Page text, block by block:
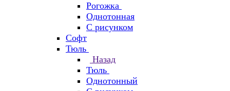
Рогожка
Однотонная
С рисунком
Софт
Тюль
Назад
Тюль
Однотонный